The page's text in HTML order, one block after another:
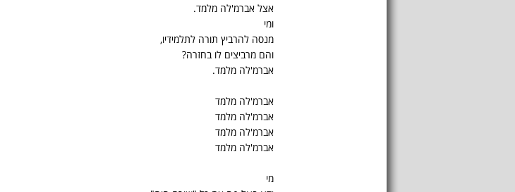
אצל אברמ'לה מלמד.
ומי
מנסה להרביץ תורה לתלמידיו,
והם מרביצים לו בחזרה?
אברמ'לה מלמד.
אברמ'לה מלמד
אברמ'לה מלמד
אברמ'לה מלמד
אברמ'לה מלמד
מי